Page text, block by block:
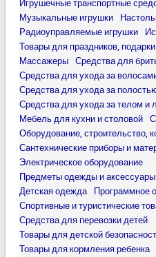
Игрушечные транспортные
Музыкальные игрушки
Радиоуправляемые игрушки
Товары для праздников, подарки
Массажеры
Средства для
Средства для ухода за
Средства для ухода за
Средства для ухода за телом и
Мебель для кухни и столовой
Оборудование, строительство,
Сантехнические приборы и
Электрическое оборудование
Предметы одежды и аксессуары
Детская одежда
Программное
Спортивные и туристические
Средства для перевозки детей
Товары для детской
Товары для кормления ребенка